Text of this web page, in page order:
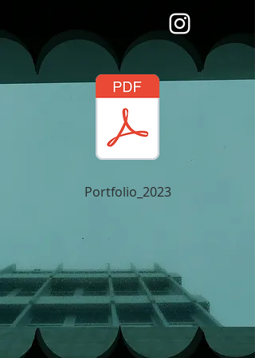
Portfolio_2023